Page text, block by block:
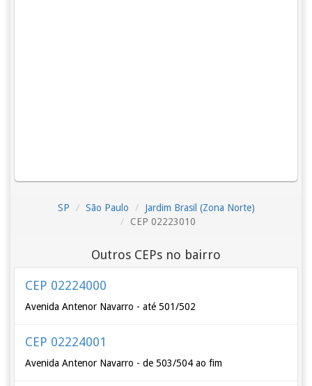
SP São Paulo
Jardim Brasil (Zona Norte)
CEP 02223010
Outros CEPs no bairro
CEP 02224000
Avenida Antenor Navarro - até 501/502
CEP 02224001
Avenida Antenor Navarro - de 503/504 ao fim